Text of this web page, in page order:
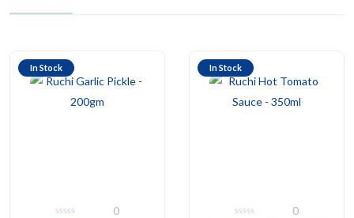
In Stock
0
In Stock
0